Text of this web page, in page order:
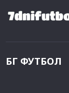
БГ ФУТБОЛ